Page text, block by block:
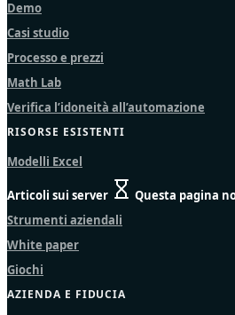
Demo
Casi studio
Processo e prezzi
Math Lab
Verifica l’idoneità all’automazione
RISORSE ESISTENTI
Modelli Excel
Articoli sui server
Questa pagina
Strumenti aziendali
White paper
Giochi
AZIENDA E FIDUCIA